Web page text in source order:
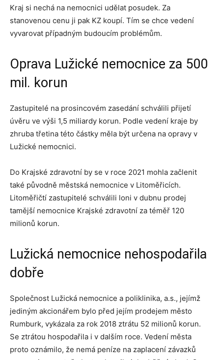
Kraj si nechá na nemocnici udělat posudek. Za
stanovenou cenu ji pak KZ koupí. Tím se chce vedení
vyvarovat případným budoucím problémům.
Oprava Lužické nemocnice za 500
mil. korun
Zastupitelé na prosincovém zasedání schválili přijetí
úvěru ve výši 1,5 miliardy korun. Podle vedení kraje by
zhruba třetina této částky měla být určena na opravy v
Lužické nemocnici.
Do Krajské zdravotní by se v roce 2021 mohla začlenit
také původně městská nemocnice v Litoměřicích.
Litoměřičtí zastupitelé schválili loni v dubnu prodej
tamější nemocnice Krajské zdravotní za téměř 120
milionů korun.
Lužická nemocnice nehospodařila
dobře
Společnost Lužická nemocnice a poliklinika, a.s., jejímž
jediným akcionářem bylo před jejím prodejem město
Rumburk, vykázala za rok 2018 ztrátu 52 milionů korun.
Se ztrátou hospodařila i v dalším roce. Vedení města
proto oznámilo, že nemá peníze na zaplacení závazků